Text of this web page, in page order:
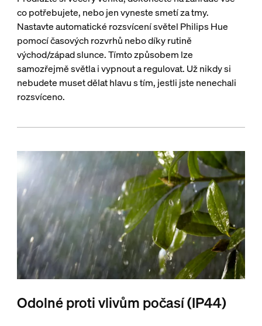
co potřebujete, nebo jen vyneste smetí za tmy.
Nastavte automatické rozsvícení světel Philips Hue
pomocí časových rozvrhů nebo díky rutině
východ/západ slunce. Tímto způsobem lze
samozřejmě světla i vypnout a regulovat. Už nikdy si
nebudete muset dělat hlavu s tím, jestli jste nenechali
rozsvíceno.
Odolné proti vlivům počasí (IP44)